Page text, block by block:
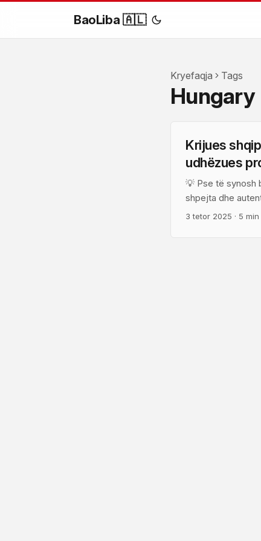
BaoLiba 🇦🇱
Kryefaqja Tags
Hungary
Krijues
udhëzues
💡 Pse të synosh
shpejta dhe
kanë avantazh.
3 tetor 2025 · 5 min